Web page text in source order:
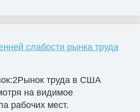
слабости рынка труда
труда в США
на видимое
рабочих мест.